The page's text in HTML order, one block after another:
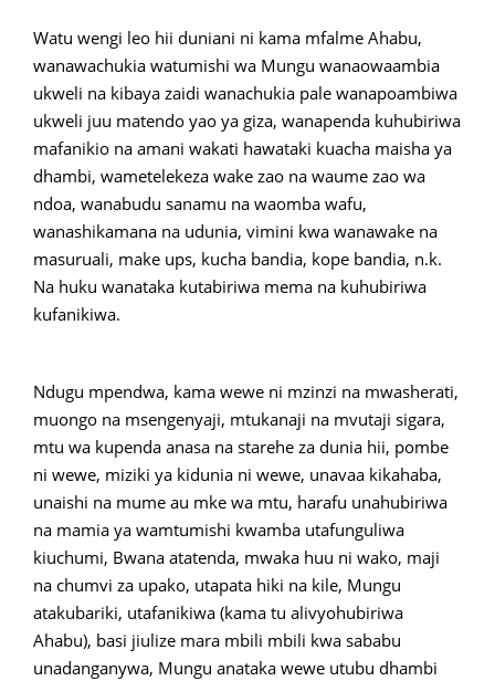
Watu wengi leo hii duniani ni kama mfalme Ahabu,
wanawachukia watumishi wa Mungu wanaowaambia
ukweli na kibaya zaidi wanachukia pale wanapoambiwa
ukweli juu matendo yao ya giza, wanapenda kuhubiriwa
mafanikio na amani wakati hawataki kuacha maisha ya
dhambi, wametelekeza wake zao na waume zao wa
ndoa, wanabudu sanamu na waomba wafu,
wanashikamana na udunia, vimini kwa wanawake na
masuruali, make ups, kucha bandia, kope bandia, n.k.
Na huku wanataka kutabiriwa mema na kuhubiriwa
kufanikiwa.
Ndugu mpendwa, kama wewe ni mzinzi na mwasherati,
muongo na msengenyaji, mtukanaji na mvutaji sigara,
mtu wa kupenda anasa na starehe za dunia hii, pombe
ni wewe, miziki ya kidunia ni wewe, unavaa kikahaba,
unaishi na mume au mke wa mtu, harafu unahubiriwa
na mamia ya wamtumishi kwamba utafunguliwa
kiuchumi, Bwana atatenda, mwaka huu ni wako, maji
na chumvi za upako, utapata hiki na kile, Mungu
atakubariki, utafanikiwa (kama tu alivyohubiriwa
Ahabu), basi jiulize mara mbili mbili kwa sababu
unadanganywa, Mungu anataka wewe utubu dhambi